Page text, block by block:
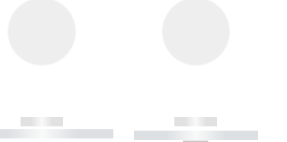
------------
----------- ----------- ----
------------
----------- ----------- -----------